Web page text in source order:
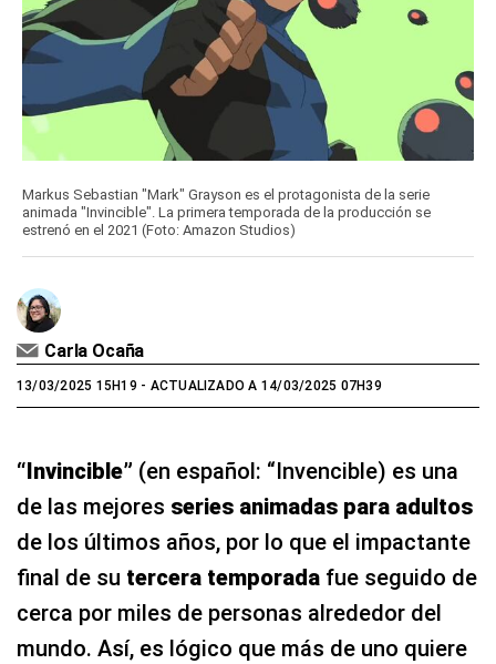
Markus Sebastian "Mark" Grayson es el protagonista de la serie
animada "Invincible". La primera temporada de la producción se
estrenó en el 2021 (Foto: Amazon Studios)
Carla Ocaña
13/03/2025 15H19 - ACTUALIZADO A 14/03/2025 07H39
“Invincible” (en español: “Invencible) es una
de las mejores series animadas para adultos
de los últimos años, por lo que el impactante
final de su tercera temporada fue seguido de
cerca por miles de personas alrededor del
mundo. Así, es lógico que más de uno quiere